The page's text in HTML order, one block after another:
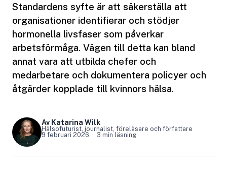
Standardens syfte är att säkerställa att
organisationer identifierar och stödjer
hormonella livsfaser som påverkar
arbetsförmåga. Vägen till detta kan bland
annat vara att utbilda chefer och
medarbetare och dokumentera policyer och
åtgärder kopplade till kvinnors hälsa.
Av Katarina Wilk
Hälsofuturist, journalist, föreläsare och författare
9 februari 2026
3 min läsning